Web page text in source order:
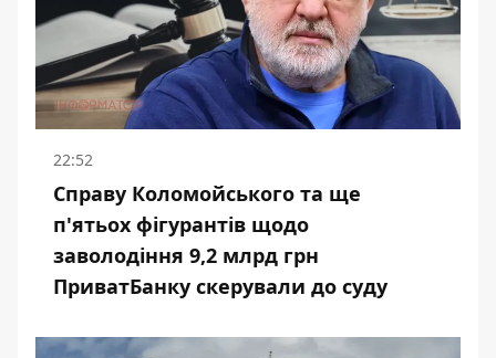
22:52
Справу Коломойського та ще
п'ятьох фігурантів щодо
заволодіння 9,2 млрд грн
ПриватБанку скерували до суду